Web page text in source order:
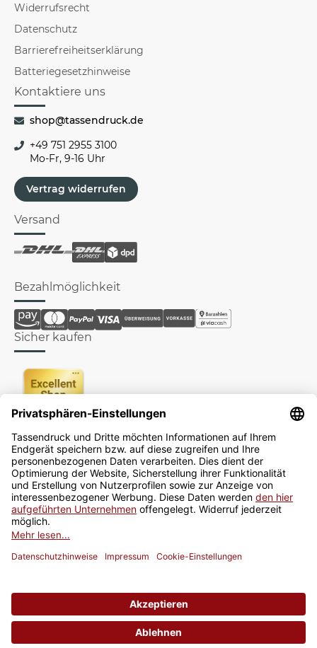
Widerrufsrecht
Datenschutz
Barrierefreiheitserklärung
Batteriegesetzhinweise
Kontaktiere uns
shop@tassendruck.de
+49 751 2955 3100
Mo-Fr, 9-16 Uhr
Vertrag widerrufen
Versand
Bezahlmöglichkeit
Sicher kaufen
Newsletter